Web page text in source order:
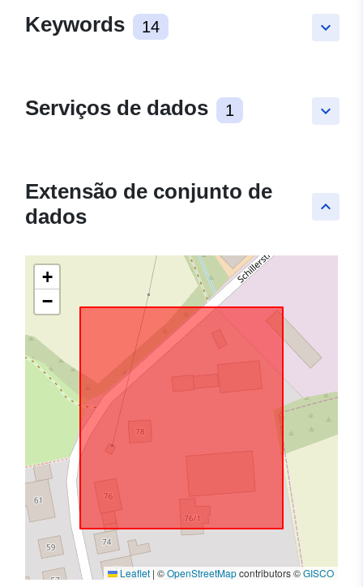
keyboard_arrow_down
Keywords 14
keyboard_arrow_down
Serviços de dados 1
keyboard_arrow_up
Extensão de conjunto de
dados
+
−
Leaflet | ©OpenStreetMapcontributors ©GISCO